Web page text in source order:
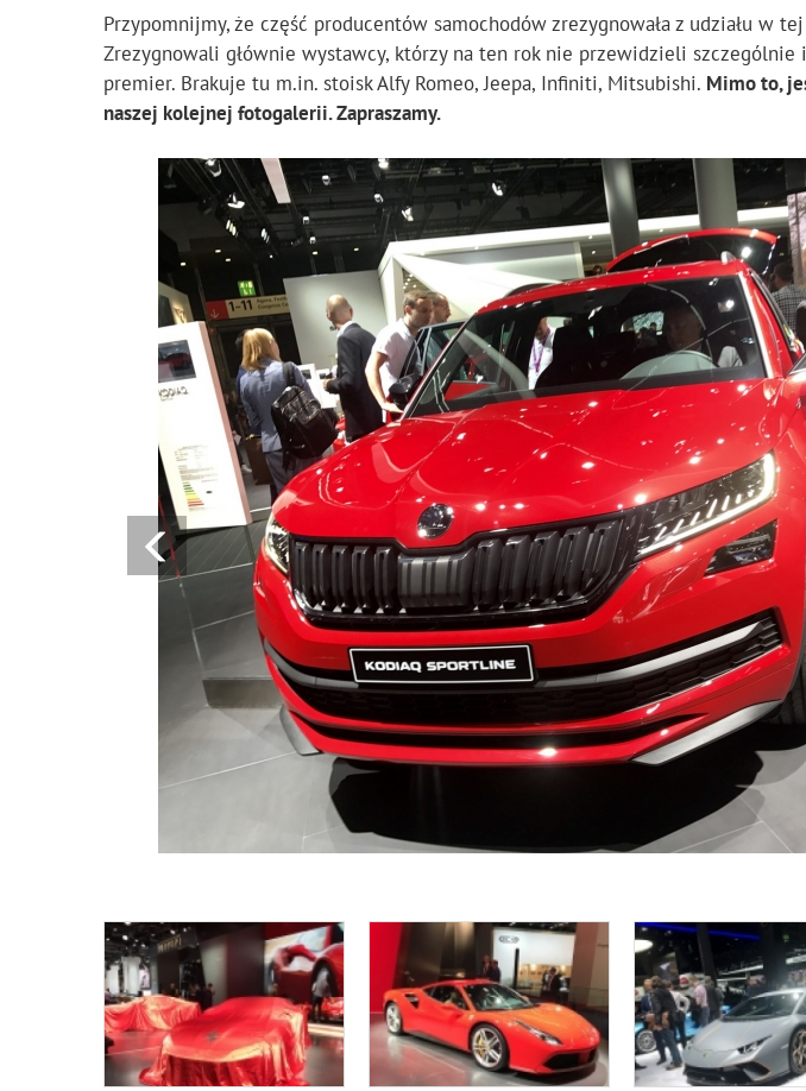
Przypomnijmy, że część producentów samochodów zrezygnowała z udziału w
Zrezygnowali głównie wystawcy, którzy na ten rok nie przewidzieli szczególnie
premier. Brakuje tu m.in. stoisk Alfy Romeo, Jeepa, Infiniti, Mitsubishi. Mimo to,
naszej kolejnej fotogalerii. Zapraszamy.